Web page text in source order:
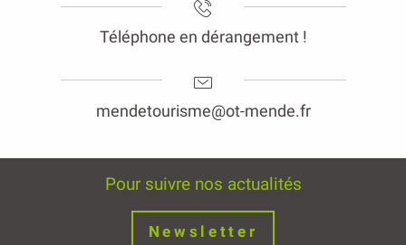
Téléphone en dérangement !
mendetourisme@ot-mende.fr
Pour suivre nos actualités
Newsletter